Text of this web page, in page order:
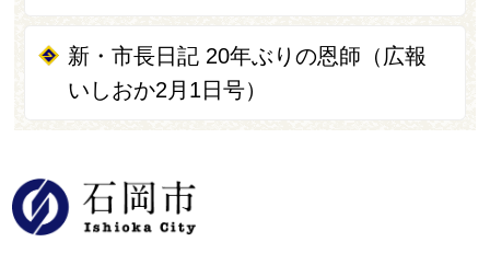
新・市長日記 20年ぶりの恩師（広報
いしおか2月1日号）